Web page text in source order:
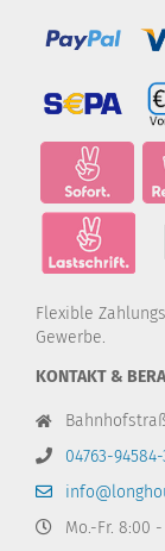
Flexible
Gewerbe.
KONTAKT &
04763-
Mo.-Fr. 8:00